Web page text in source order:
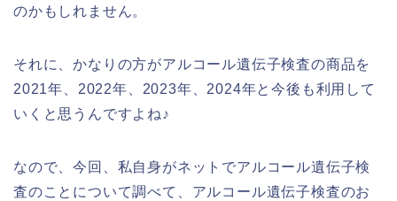
のかもしれません。
それに、かなりの方がアルコール遺伝子検査の商品を
2021年、2022年、2023年、2024年と今後も利用して
いくと思うんですよね♪
なので、今回、私自身がネットでアルコール遺伝子検
査のことについて調べて、アルコール遺伝子検査のお